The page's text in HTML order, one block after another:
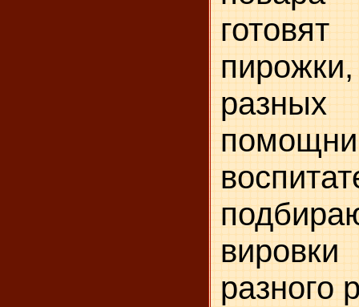
вировки
разного